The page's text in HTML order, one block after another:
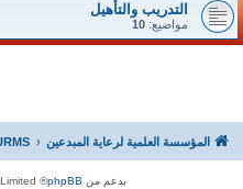
التدريب والتأهيل
مواضيع: 10
المؤسسة العلمية لرعاية المبدعين
بدعم من phpBB
® Forum Software © phpBB Limited